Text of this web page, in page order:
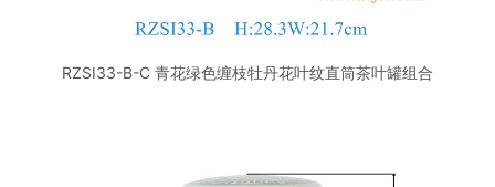
RZSI33-B-C 青花绿色缠枝牡丹花叶纹直筒茶叶罐组合